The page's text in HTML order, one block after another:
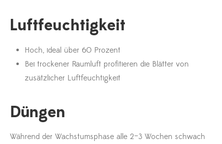
Luftfeuchtigkeit
Hoch, ideal über 60 Prozent
Bei trockener Raumluft profitieren die Blätter von
zusätzlicher Luftfeuchtigkeit
Düngen
Während der Wachstumsphase alle 2–3 Wochen schwach